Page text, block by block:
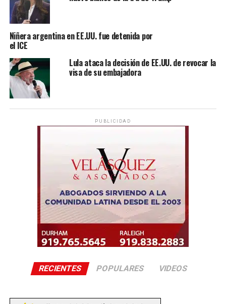
Niñera argentina en EE.UU. fue detenida por
el ICE
Lula ataca la decisión de EE.UU. de revocar la
visa de su embajadora
PUBLICIDAD
RECIENTES POPULARES VIDEOS